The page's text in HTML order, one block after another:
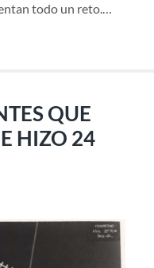
todo un reto.…
QUE
HIZO 24